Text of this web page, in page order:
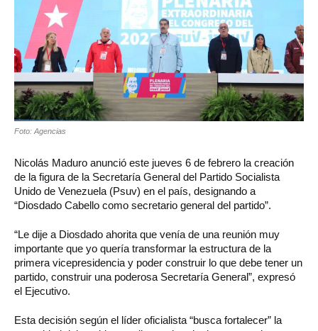
Foto: Agencias
Nicolás Maduro anunció este jueves 6 de febrero la creación
de la figura de la Secretaría General del Partido Socialista
Unido de Venezuela (Psuv) en el país, designando a
“Diosdado Cabello como secretario general del partido”.
“Le dije a Diosdado ahorita que venía de una reunión muy
importante que yo quería transformar la estructura de la
primera vicepresidencia y poder construir lo que debe tener un
partido, construir una poderosa Secretaría General”, expresó
el Ejecutivo.
Esta decisión según el líder oficialista “busca fortalecer” la